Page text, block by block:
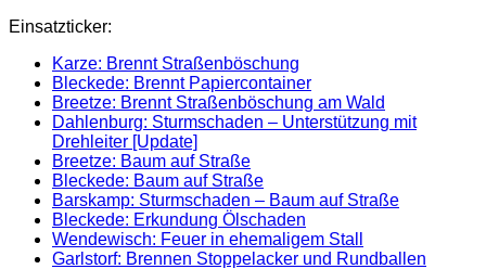
Einsatzticker:
Karze: Brennt Straßenböschung
Bleckede: Brennt Papiercontainer
Breetze: Brennt Straßenböschung am Wald
Dahlenburg: Sturmschaden – Unterstützung mit
Drehleiter [Update]
Breetze: Baum auf Straße
Bleckede: Baum auf Straße
Barskamp: Sturmschaden – Baum auf Straße
Bleckede: Erkundung Ölschaden
Wendewisch: Feuer in ehemaligem Stall
Garlstorf: Brennen Stoppelacker und Rundballen